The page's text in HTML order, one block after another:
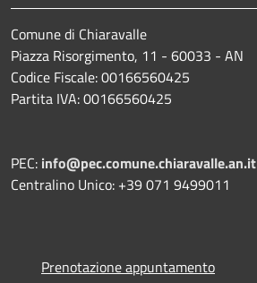
Comune di Chiaravalle
Piazza Risorgimento, 11 - 60033 - AN
Codice Fiscale: 00166560425
Partita IVA: 00166560425
PEC: info@pec.comune.chiaravalle.an.it
Centralino Unico: +39 071 9499011
Prenotazione appuntamento